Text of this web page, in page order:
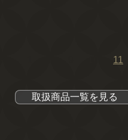
11
取扱商品一覧を見る